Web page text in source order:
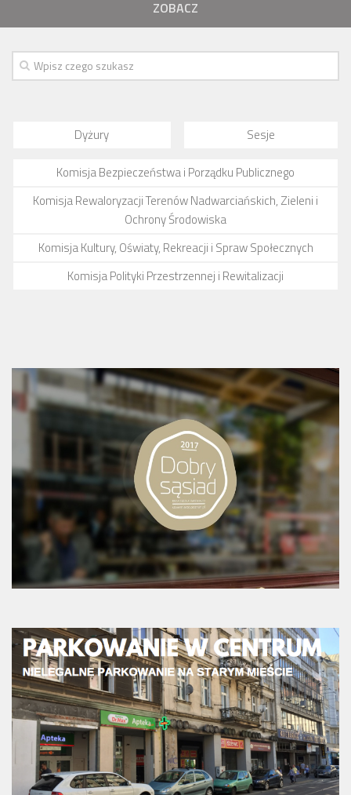
ZOBACZ
Dyżury Sesje
Komisja Bezpieczeństwa i Porządku Publicznego
Komisja Rewaloryzacji Terenów Nadwarciańskich, Zieleni i
Ochrony Środowiska
Komisja Kultury, Oświaty, Rekreacji i Spraw Społecznych
Komisja Polityki Przestrzennej i Rewitalizacji